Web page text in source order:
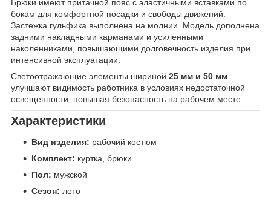
Брюки имеют притачной пояс с эластичными вставками по
бокам для комфортной посадки и свободы движений.
Застежка гульфика выполнена на молнии. Модель дополнена
задними накладными карманами и усиленными
наколенниками, повышающими долговечность изделия при
интенсивной эксплуатации.
Светоотражающие элементы шириной 25 мм и 50 мм
улучшают видимость работника в условиях недостаточной
освещенности, повышая безопасность на рабочем месте.
Характеристики
Вид изделия: рабочий костюм
Комплект: куртка, брюки
Пол: мужской
Сезон: лето